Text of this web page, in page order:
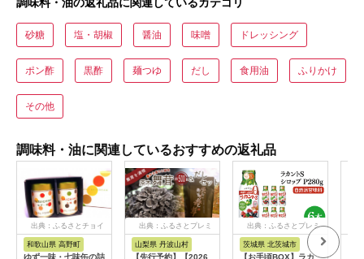
砂糖 塩・胡椒 醤油 味噌 ドレッシング
ポン酢 黒酢 麺つゆ だし 食用油 ふりかけ
その他
調味料・油に関連しているおすすめの返礼品
出典：ふるさとチョイ
和歌山県 高野町
ゆず一味・七味缶の詰
出典：ふるさとプレミ
山梨県 丹波山村
【先行予約】【2026
出典：ふるさとプレミ
アム
茨城県 北茨城市
【お手頃BOX】ラカ